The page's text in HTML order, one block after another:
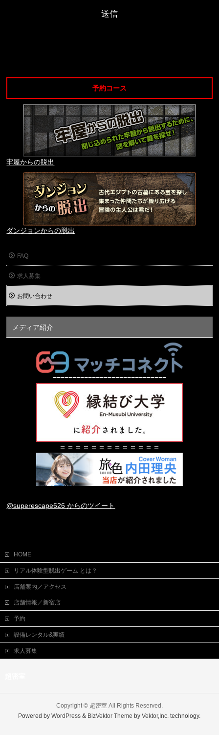
予約コース
牢屋からの脱出
ダンジョンからの脱出
FAQ
求人募集
お問い合わせ
メディア紹介
=============================
＝＝＝＝＝＝＝＝＝＝＝＝＝
@superescape626 からのツイート
HOME
リアル体験型脱出ゲーム とは？
店舗案内／アクセス
店舗情報／新宿店
予約
設備レンタル&実績
求人募集
Copyright © 超密室All Rights Reserved.
Powered byWordPress & BizVektor Theme byVektor,Inc. technology.